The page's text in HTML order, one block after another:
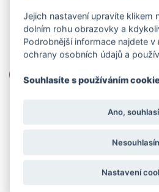
Jejich nastavení upravíte klikem
dolním rohu obrazovky a
Podrobnější informace najdete v
ochrany osobních údajů a
Souhlasíte s používáním
Ano,
Nastavení